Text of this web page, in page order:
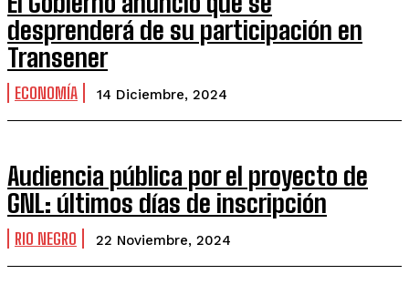
desprenderá de su participación en
Transener
ECONOMÍA 14 Diciembre, 2024
Audiencia pública por el proyecto de
GNL: últimos días de inscripción
RIO NEGRO 22 Noviembre, 2024